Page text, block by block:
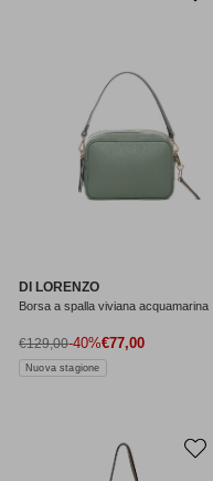
DI LORENZO
Borsa a spalla viviana acquamarina
Prezzo di vendita
€77,00
Prezzo normale
€129,00-40%
Nuova stagione